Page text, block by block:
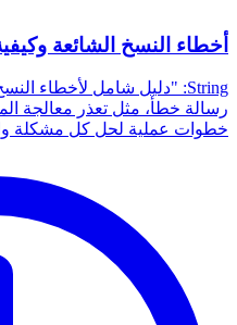
أخطاء النسخ الشائعة
رسالة خطأ، مثل تعذر معالجة
خطوات عملية لحل كل مشكلة